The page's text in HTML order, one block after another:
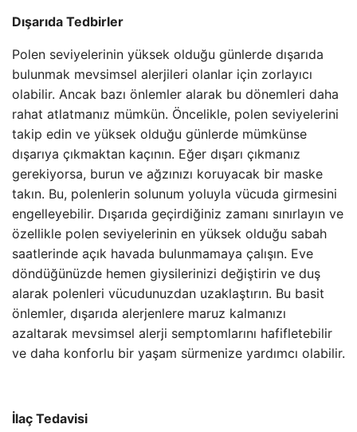
Dışarıda Tedbirler
Polen seviyelerinin yüksek olduğu günlerde dışarıda
bulunmak mevsimsel alerjileri olanlar için zorlayıcı
olabilir. Ancak bazı önlemler alarak bu dönemleri daha
rahat atlatmanız mümkün. Öncelikle, polen seviyelerini
takip edin ve yüksek olduğu günlerde mümkünse
dışarıya çıkmaktan kaçının. Eğer dışarı çıkmanız
gerekiyorsa, burun ve ağzınızı koruyacak bir maske
takın. Bu, polenlerin solunum yoluyla vücuda girmesini
engelleyebilir. Dışarıda geçirdiğiniz zamanı sınırlayın ve
özellikle polen seviyelerinin en yüksek olduğu sabah
saatlerinde açık havada bulunmamaya çalışın. Eve
döndüğünüzde hemen giysilerinizi değiştirin ve duş
alarak polenleri vücudunuzdan uzaklaştırın. Bu basit
önlemler, dışarıda alerjenlere maruz kalmanızı
azaltarak mevsimsel alerji semptomlarını hafifletebilir
ve daha konforlu bir yaşam sürmenize yardımcı olabilir.
İlaç Tedavisi